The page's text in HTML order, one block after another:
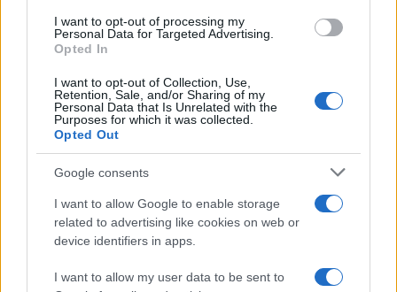
consent section.
I want to opt-out of processing my
Personal Data for Targeted Advertising.
Opted In
I want to opt-out of Collection, Use,
Retention, Sale, and/or Sharing of my
Personal Data that Is Unrelated with the
Purposes for which it was collected.
Opted Out
Google consents
I want to allow Google to enable storage
related to advertising like cookies on web or
device identifiers in apps.
I want to allow my user data to be sent to